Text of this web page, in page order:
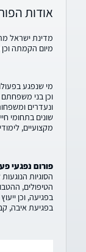
אודות
מדינת ישראל
מיום הקמתה
מי שנפגע
וכן בני
ונעדרים
שונים בתחומי
מקצועיים,
פורום נפגעי
הסוגיות
הטיפולים,
בפגיעה, וכן
בפגיעת איבה,